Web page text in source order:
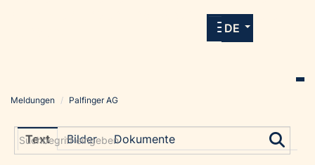
allen Meldungen und Downloads unserer
DE
Grayling Agentur
Meldungen / Palfinger AG
Text Bilder Dokumente